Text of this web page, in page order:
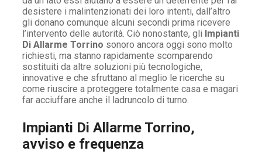
desistere i malintenzionati dei loro intenti, dall’altro
gli donano comunque alcuni secondi prima ricevere
l’intervento delle autorità. Ciò nonostante, gli Impianti
Di Allarme Torrino sonoro ancora oggi sono molto
richiesti, ma stanno rapidamente scomparendo
sostituiti da altre soluzioni più tecnologiche,
innovative e che sfruttano al meglio le ricerche su
come riuscire a proteggere totalmente casa e magari
far acciuffare anche il ladruncolo di turno.
Impianti Di Allarme Torrino,
avviso e frequenza